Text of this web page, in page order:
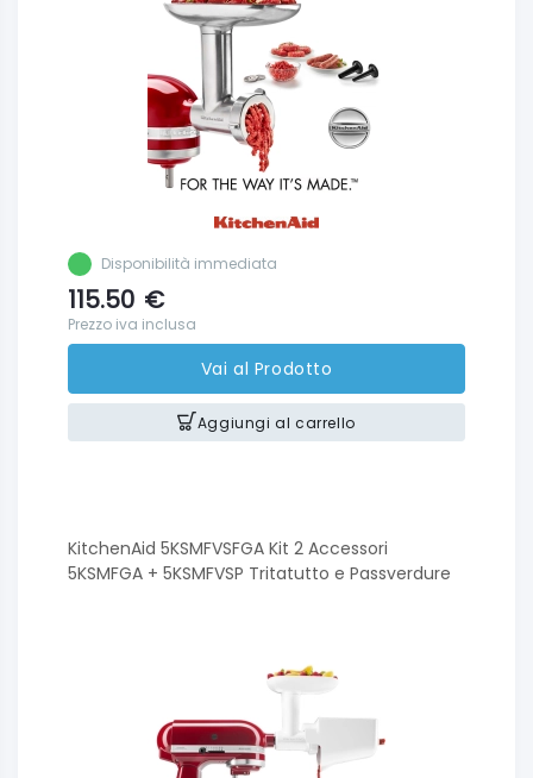
Disponibilità immediata
115.50 €
Prezzo iva inclusa
Vai al Prodotto
Aggiungi al carrello
KitchenAid 5KSMFVSFGA Kit 2 Accessori
5KSMFGA + 5KSMFVSP Tritatutto e Passverdure